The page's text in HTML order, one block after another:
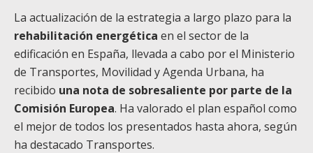
La actualización de la estrategia a largo plazo para la
rehabilitación energética en el sector de la
edificación en España, llevada a cabo por el Ministerio
de Transportes, Movilidad y Agenda Urbana, ha
recibido una nota de sobresaliente por parte de la
Comisión Europea. Ha valorado el plan español como
el mejor de todos los presentados hasta ahora, según
ha destacado Transportes.